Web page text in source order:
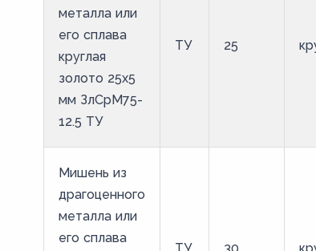
металла или
его сплава
круглая
золото 25х5
мм ЗлСрМ75-
12.5 ТУ
ТУ 25
Мишень из
драгоценного
металла или
его сплава